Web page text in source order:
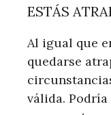
ESTÁS
Al igual que
quedarse
válida.